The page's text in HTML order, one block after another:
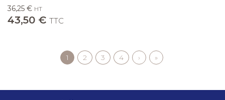
36,25 € HT
43,50 € TTC
Page
courante
1 Page
2 Page
3 Page
4 Page
suivante
› Dernière
page
»